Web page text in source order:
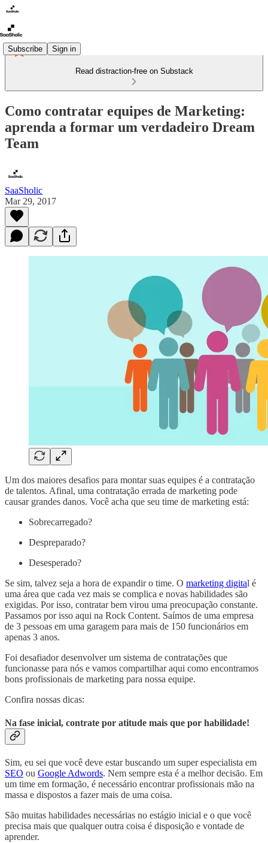
Subscribe Sign in
Read distraction-free on Substack
Como contratar equipes de Marketing:
aprenda a formar um verdadeiro Dream
Team
SaaSholic
Mar 29, 2017
Um dos maiores desafios para montar suas equipes é a contratação
de talentos. Afinal, uma contratação errada de marketing pode
causar grandes danos. Você acha que seu time de marketing está:
Sobrecarregado?
Despreparado?
Desesperado?
Se sim, talvez seja a hora de expandir o time. O marketing digital é
uma área que cada vez mais se complica e novas habilidades são
exigidas. Por isso, contratar bem virou uma preocupação constante.
Passamos por isso aqui na Rock Content. Saímos de uma empresa
de 3 pessoas em uma garagem para mais de 150 funcionários em
apenas 3 anos.
Foi desafiador desenvolver um sistema de contratações que
funcionasse para nós e vamos compartilhar aqui como encontramos
bons profissionais de marketing para nossa equipe.
Confira nossas dicas:
Na fase inicial, contrate por atitude mais que por habilidade!
Sim, eu sei que você deve estar buscando um super especialista em
SEO ou Google Adwords. Nem sempre esta é a melhor decisão. Em
um time em formação, é necessário encontrar profissionais mão na
massa e dispostos a fazer mais de uma coisa.
São muitas habilidades necessárias no estágio inicial e o que você
precisa mais que qualquer outra coisa é disposição e vontade de
aprender.